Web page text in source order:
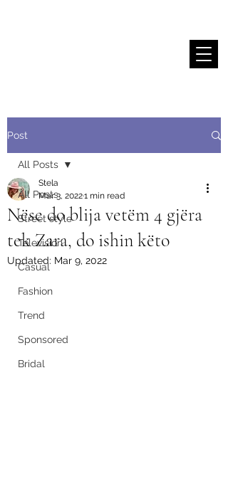
Post
All Posts
Street style
Television
Casual
Fashion
Trend
Sponsored
Bridal
All Posts
Nëse do blija vetëm 4 gjëra
tek Zara, do ishin këto
Stela
Mar 3, 20221 min read
Updated: Mar 9, 2022